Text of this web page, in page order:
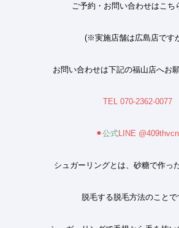
ご予約・お問い合わせはこち
(※実施店舗は広島店です
お問い合わせは下記の福山店へお
TEL 070-2362-0077
⚫︎公式 LINE @409thvcn
シュガーリングとは、砂糖で作っ
脱毛する脱毛方法のことで